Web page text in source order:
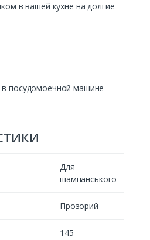
в вашей кухне на долгие
посудомоечной машине
Для
шампанського
Прозорий
145